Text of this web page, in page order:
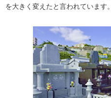
を大きく変えたと言われています。